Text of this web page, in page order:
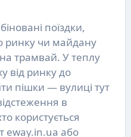
поїздки,
ринку чи майдану
на трамвай. У теплу
від ринку до
пішки — вулиці тут
в
користується
eway.in.ua або